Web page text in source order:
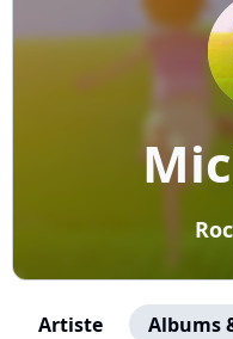
Artiste Albums